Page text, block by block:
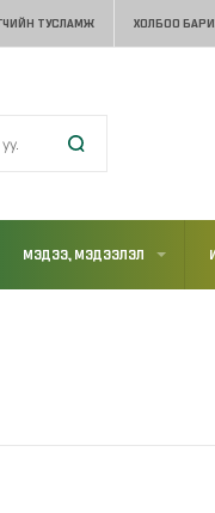
ТУСЛАМЖ ХОЛБОО
МЭДЭЭ, МЭДЭЭЛЭЛ